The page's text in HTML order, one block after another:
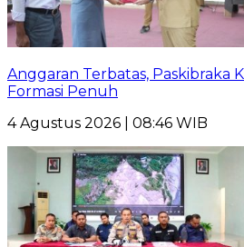
Anggaran Terbatas, Paskibraka
Formasi Penuh
4 Agustus 2026 | 08:46 WIB